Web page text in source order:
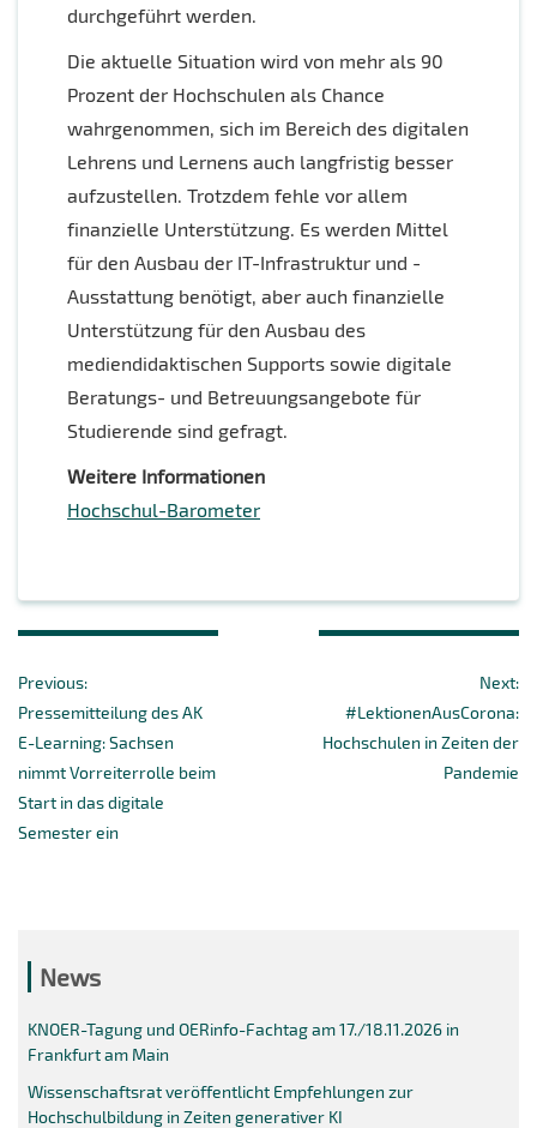
durchgeführt werden.
Die aktuelle Situation wird von mehr als 90
Prozent der Hochschulen als Chance
wahrgenommen, sich im Bereich des digitalen
Lehrens und Lernens auch langfristig besser
aufzustellen. Trotzdem fehle vor allem
finanzielle Unterstützung. Es werden Mittel
für den Ausbau der IT-Infrastruktur und -
Ausstattung benötigt, aber auch finanzielle
Unterstützung für den Ausbau des
mediendidaktischen Supports sowie digitale
Beratungs- und Betreuungsangebote für
Studierende sind gefragt.
Weitere Informationen
Hochschul-Barometer
Previous:Previous
post:
Pressemitteilung des AK
E-Learning: Sachsen
nimmt Vorreiterrolle beim
Start in das digitale
Semester ein
Next:
#LektionenAusCorona:
Hochschulen in Zeiten der
Pandemie
News
KNOER-Tagung und OERinfo-Fachtag am 17./18.11.2026 in
Frankfurt am Main
Wissenschaftsrat veröffentlicht Empfehlungen zur
Hochschulbildung in Zeiten generativer KI